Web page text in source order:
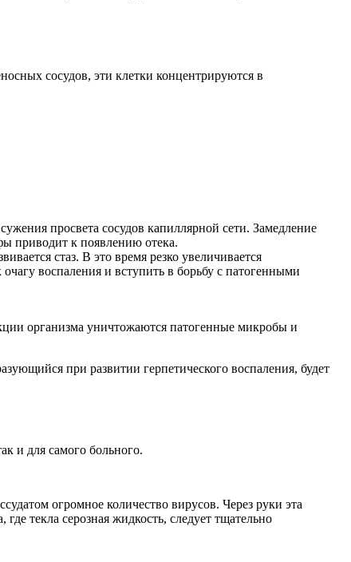
сосудов, эти клетки концентрируются в
просвета сосудов капиллярной сети. Замедление
приводит к появлению отека.
стаз. В это время резко увеличивается
воспаления и вступить в борьбу с патогенными
организма уничтожаются патогенные микробы и
при развитии герпетического воспаления, будет
и для самого больного.
огромное количество вирусов. Через руки эта
текла серозная жидкость, следует тщательно